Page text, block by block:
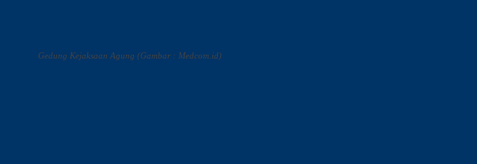
Gedung Kejaksaan Agung (Gambar : Medcom.id)